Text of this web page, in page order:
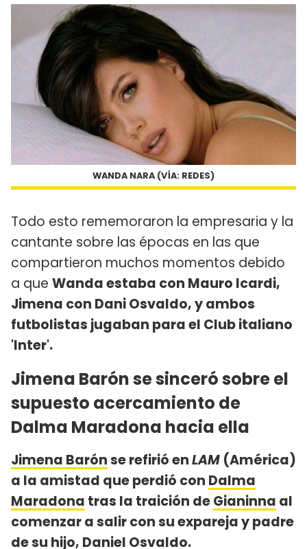
WANDA NARA (VÍA: REDES)
Todo esto rememoraron la empresaria y la
cantante sobre las épocas en las que
compartieron muchos momentos debido
a que Wanda estaba con Mauro Icardi,
Jimena con Dani Osvaldo, y ambos
futbolistas jugaban para el Club italiano
'Inter'.
Jimena Barón se sinceró sobre el
supuesto acercamiento de
Dalma Maradona hacia ella
Jimena Barónse refirió enLAM (América)
a la amistad que perdió con Dalma
Maradona tras la traición deGianinna al
comenzar a salir con su expareja y padre
de su hijo, Daniel Osvaldo.